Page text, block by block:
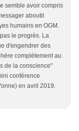
semble avoir compris
aboutit
humains en OGM.
le progrès. La
d'engendrer des
complètement au
de la conscience"
conférence
en avril 2019.